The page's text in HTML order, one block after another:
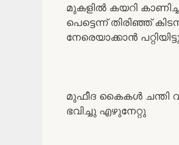
മുകളിൽ കയറി
പെട്ടെന്ന് തിരിഞ്ഞ്
നേരെയാക്കാൻ
മുഫീദ കൈകൾ ചന്തി
ഭവിച്ചു എഴുനേറ്റു